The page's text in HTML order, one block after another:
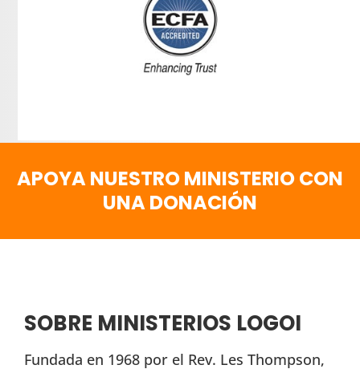
APOYA NUESTRO MINISTERIO CON
UNA DONACIÓN
SOBRE MINISTERIOS LOGOI
Fundada en 1968 por el Rev. Les Thompson,